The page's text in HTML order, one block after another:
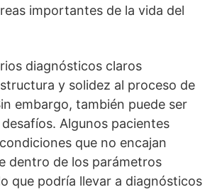
importantes de la vida del
diagnósticos claros
y solidez al proceso de
embargo, también puede ser
Algunos pacientes
que no encajan
dentro de los parámetros
que podrí­a llevar a diagnósticos